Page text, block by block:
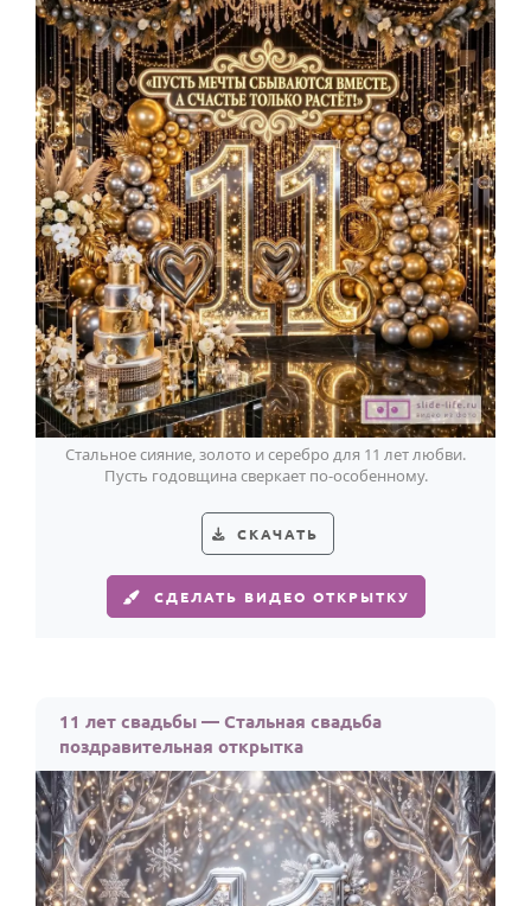
Стальное сияние, золото и серебро для 11 лет любви.
Пусть годовщина сверкает по-особенному.
СКАЧАТЬ
СДЕЛАТЬ ВИДЕО ОТКРЫТКУ
11 лет свадьбы — Стальная свадьба
поздравительная открытка